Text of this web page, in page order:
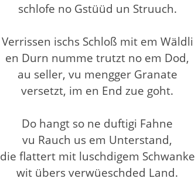
schlofe no Gstüüd un Struuch.
Verrissen ischs Schloß mit em Wäldli
en Durn numme trutzt no em Dod,
au seller, vu mengger Granate
versetzt, im en End zue goht.
Do hangt so ne duftigi Fahne
vu Rauch us em Unterstand,
die flattert mit luschdigem Schwanke
wit übers verwüeschded Land.